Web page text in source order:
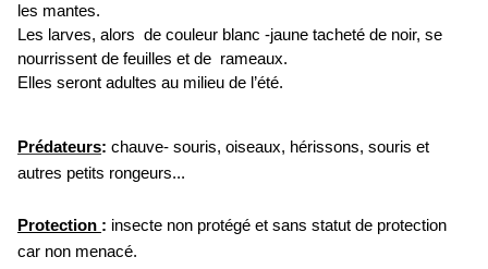
les mantes.
Les larves, alors de couleur blanc -jaune tacheté de noir, se
nourrissent de feuilles et de rameaux.
Elles seront adultes au milieu de l’été.
Prédateurs: chauve- souris, oiseaux, hérissons, souris et
autres petits rongeurs...
Protection : insecte non protégé et sans statut de protection
car non menacé.